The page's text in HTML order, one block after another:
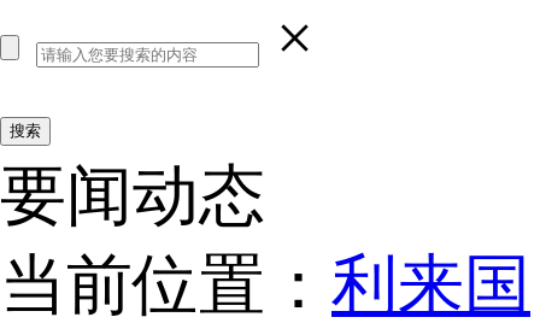
×
要闻动态
当前位置： 利来国